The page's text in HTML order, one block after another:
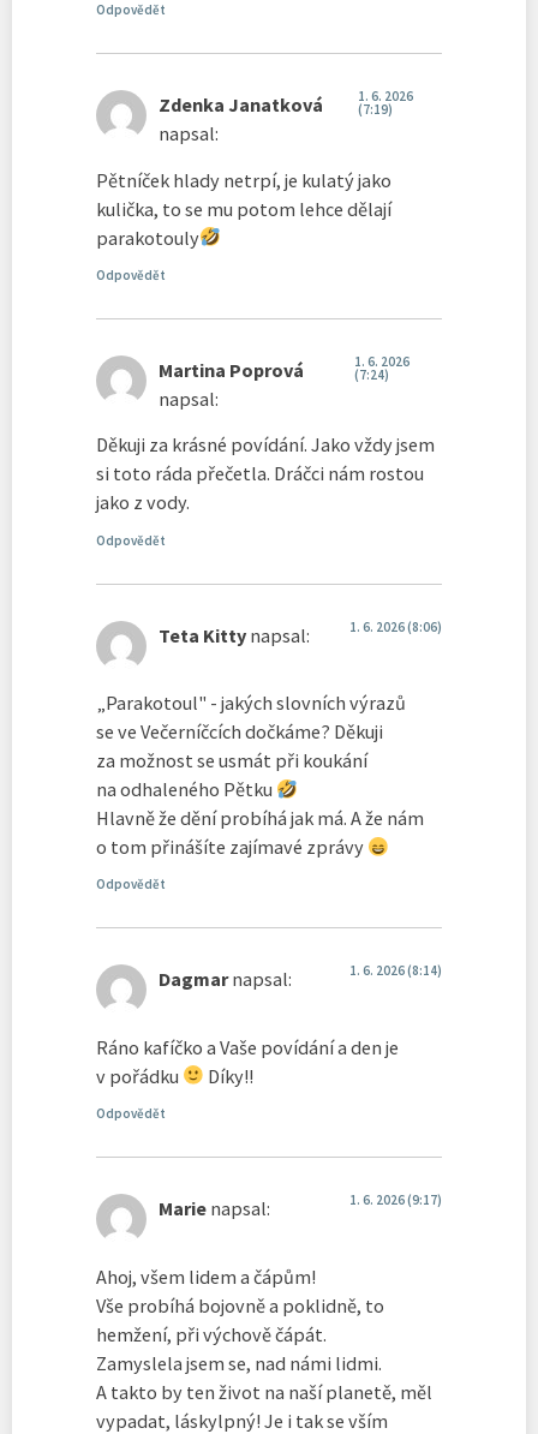
Odpovědět
Zdenka Janatková
napsal:
1. 6. 2026
(7:19)
Pětníček hlady netrpí, je kulatý jako
kulička, to se mu potom lehce dělají
parakotouly
Odpovědět
Martina Poprová
napsal:
1. 6. 2026
(7:24)
Děkuji za krásné povídání. Jako vždy jsem
si toto ráda přečetla. Dráčci nám rostou
jako z vody.
Odpovědět
Teta Kitty napsal: 1. 6. 2026 (8:06)
„Parakotoul" - jakých slovních výrazů
se ve Večerníčcích dočkáme? Děkuji
za možnost se usmát při koukání
na odhaleného Pětku
Hlavně že dění probíhá jak má. A že nám
o tom přinášíte zajímavé zprávy
Odpovědět
Dagmar napsal: 1. 6. 2026 (8:14)
Ráno kafíčko a Vaše povídání a den je
v pořádku
Díky!!
Odpovědět
Marie napsal: 1. 6. 2026 (9:17)
Ahoj, všem lidem a čápům!
Vše probíhá bojovně a poklidně, to
hemžení, při výchově čápát.
Zamyslela jsem se, nad námi lidmi.
A takto by ten život na naší planetě, měl
vypadat, láskylpný! Je i tak se vším